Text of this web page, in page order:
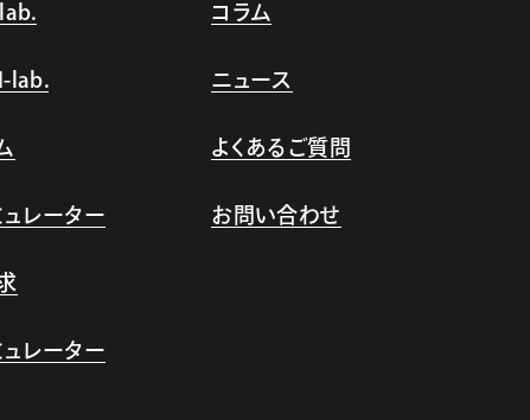
lab.
ュレーター
ュレーター
コラム
ニュース
よくあるご質問
お問い合わせ